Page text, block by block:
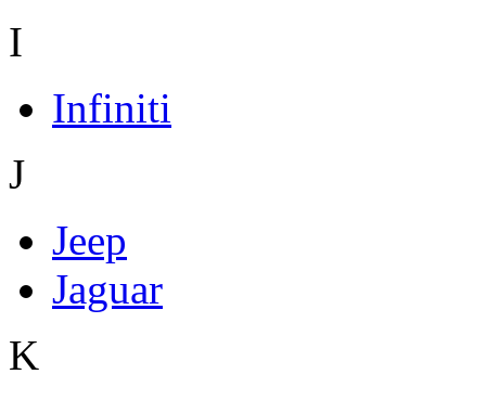
I
Infiniti
J
Jeep
Jaguar
K